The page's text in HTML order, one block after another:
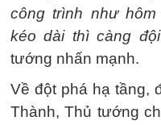
công trình như
kéo dài thì càng
tướng nhấn mạnh.
Về đột phá hạ tầng,
Thành, Thủ tướng